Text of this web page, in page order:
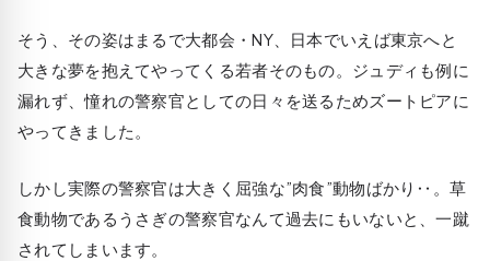
そう、その姿はまるで大都会・NY、日本でいえば東京へと
大きな夢を抱えてやってくる若者そのもの。ジュディも例に
漏れず、憧れの警察官としての日々を送るためズートピアに
やってきました。
しかし実際の警察官は大きく屈強な”肉食”動物ばかり‥。草
食動物であるうさぎの警察官なんて過去にもいないと、一蹴
されてしまいます。